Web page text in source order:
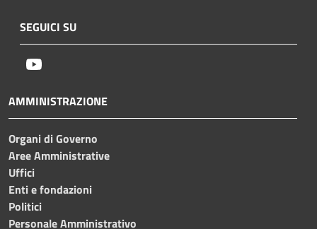
SEGUICI SU
AMMINISTRAZIONE
Organi di Governo
Aree Amministrative
Uffici
Enti e fondazioni
Politici
Personale Amministrativo